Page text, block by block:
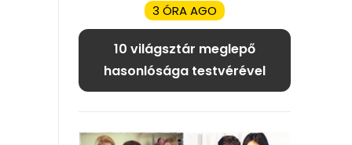
3 ÓRA AGO
10 világsztár meglepő
hasonlósága testvérével